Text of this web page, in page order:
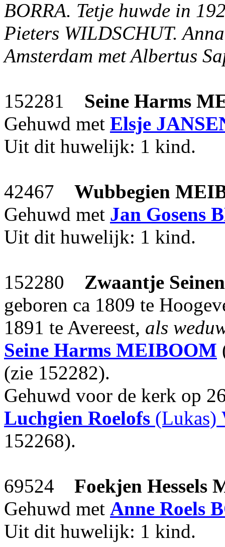
BORRA. Tetje huwde in
Pieters WILDSCHUT.
Amsterdam met Albertus
152281 Seine Harms
Gehuwd met Elsje
Uit dit huwelijk: 1 kind.
42467 Wubbegien
Gehuwd met Jan Gosens
Uit dit huwelijk: 1 kind.
152280 Zwaantje Seinen
geboren ca 1809 te
1891 te Avereest, als
Seine Harms MEIBOOM
(zie 152282).
Gehuwd voor de kerk op
Luchgien Roelofs (Lukas)
152268).
69524 Foekjen Hessels
Gehuwd met Anne Roels
Uit dit huwelijk: 1 kind.